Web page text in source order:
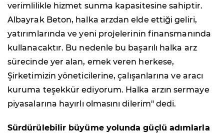
verimlilikle hizmet sunma kapasitesine sahiptir.
Albayrak Beton, halka arzdan elde ettiği geliri,
yatırımlarında ve yeni projelerinin finansmanında
kullanacaktır. Bu nedenle bu başarılı halka arz
sürecinde yer alan, emek veren herkese,
Şirketimizin yöneticilerine, çalışanlarına ve aracı
kuruma teşekkür ediyorum. Halka arzın sermaye
piyasalarına hayırlı olmasını dilerim" dedi.
Sürdürülebilir büyüme yolunda güçlü adımlarla